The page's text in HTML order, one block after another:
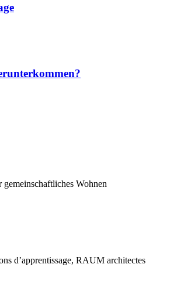
gemeinschaftliches Wohnen
d’apprentissage, RAUM architectes